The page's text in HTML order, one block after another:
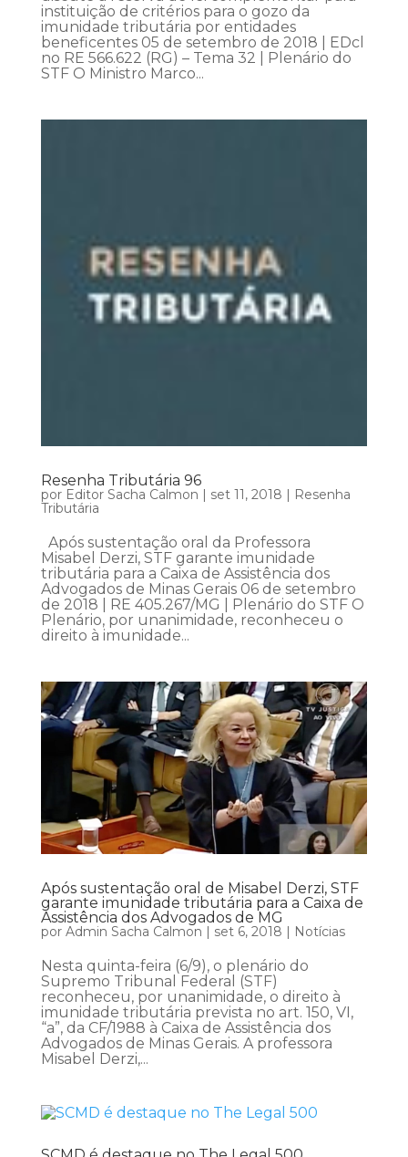
instituição de critérios para o gozo da
imunidade tributária por entidades
beneficentes 05 de setembro de 2018 | EDcl
no RE 566.622 (RG) – Tema 32 | Plenário do
STF O Ministro Marco...
Resenha Tributária 96
por Editor Sacha Calmon set 11, 2018
Resenha
Tributária
Após sustentação oral da Professora
Misabel Derzi, STF garante imunidade
tributária para a Caixa de Assistência dos
Advogados de Minas Gerais 06 de setembro
de 2018 | RE 405.267/MG | Plenário do STF O
Plenário, por unanimidade, reconheceu o
direito à imunidade...
Após sustentação oral de Misabel Derzi, STF
garante imunidade tributária para a Caixa de
Assistência dos Advogados de MG
por Admin Sacha Calmon | set 6, 2018 | Notícias
Nesta quinta-feira (6/9), o plenário do
Supremo Tribunal Federal (STF)
reconheceu, por unanimidade, o direito à
imunidade tributária prevista no art. 150, VI,
“a”, da CF/1988 à Caixa de Assistência dos
Advogados de Minas Gerais. A professora
Misabel Derzi,...